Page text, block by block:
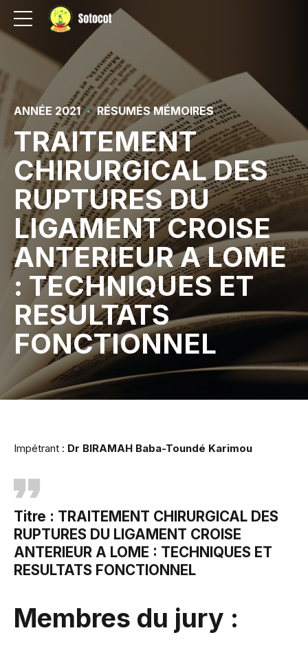
ANNÉE 2021 RÉSUMÉS MÉMOIRES
TRAITEMENT
CHIRURGICAL DES
RUPTURES DU
LIGAMENT CROISE
ANTERIEUR A LOME
: TECHNIQUES ET
RESULTATS
FONCTIONNEL
Impétrant : Dr BIRAMAH Baba-Toundé Karimou
Titre : TRAITEMENT CHIRURGICAL DES
RUPTURES DU LIGAMENT CROISE
ANTERIEUR A LOME : TECHNIQUES ET
RESULTATS FONCTIONNEL
Membres du jury :